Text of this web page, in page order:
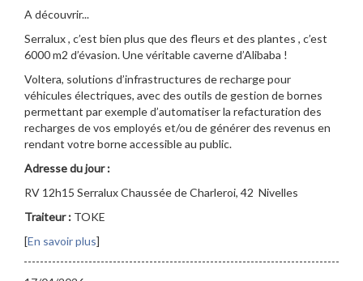
A découvrir...
Serralux , c’est bien plus que des fleurs et des plantes , c’est
6000 m2 d’évasion. Une véritable caverne d’Alibaba !
Voltera, solutions d’infrastructures de recharge pour
véhicules électriques, avec des outils de gestion de bornes
permettant par exemple d’automatiser la refacturation des
recharges de vos employés et/ou de générer des revenus en
rendant votre borne accessible au public.
Adresse du jour :
RV 12h15 Serralux Chaussée de Charleroi, 42 Nivelles
Traiteur : TOKE
[En savoir plus]